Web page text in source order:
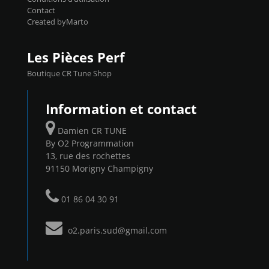
Contact
Created byMarto
Les Pièces Perf
Boutique CR Tune Shop
Information et contact
Damien CR TUNE
By O2 Programmation
13, rue des rochettes
91150 Morigny Champigny
01 86 04 30 91
o2.paris.sud@gmail.com